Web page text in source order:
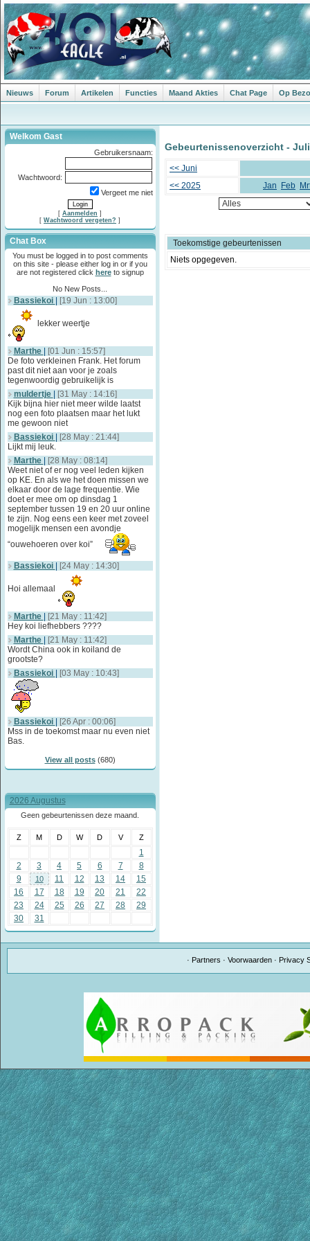
Nieuws Forum Artikelen Functies Maand Akties Chat Page Op
Welkom Gast
Gebruikersnaam:
Wachtwoord:
Vergeet me niet
[ Aanmelden ]
[ Wachtwoord vergeten? ]
Chat Box
You must be logged in to post comments
on this site - please either log in or if you
are not registered click hereto signup
No New Posts...
Bassiekoi [19 Jun : 13:00]
lekker weertje
Marthe
[01 Jun : 15:57]
De foto verkleinen Frank. Het forum
past dit niet aan voor je zoals
tegenwoordig gebruikelijk is
muldertje
[31 May : 14:16]
Kijk bijna hier niet meer wilde laatst
nog een foto plaatsen maar het lukt
me gewoon niet
Bassiekoi
[28 May : 21:44]
Lijkt mij leuk.
Marthe
[28 May : 08:14]
Weet niet of er nog veel leden kijken
op KE. En als we het doen missen we
elkaar door de lage frequentie. Wie
doet er mee om op dinsdag 1
september tussen 19 en 20 uur online
te zijn. Nog eens een keer met zoveel
mogelijk mensen een avondje
“ouwehoeren over koi”
Bassiekoi [24 May : 14:30]
Hoi allemaal
Marthe
[21 May : 11:42]
Hey koi liefhebbers ????
Marthe
[21 May : 11:42]
Wordt China ook in koiland de
grootste?
Bassiekoi
[03 May : 10:43]
Bassiekoi
[26 Apr : 00:06]
Mss in de toekomst maar nu even niet
Bas.
View all posts(680)
2026 Augustus
Geen gebeurtenissen deze maand.
Z M D W D V Z
1
2
3 4 5 6 7
8
9
10 11 12 13 14
15
16
17 18 19 20 21
22
23
24 25 26 27 28
29
30
31
Gebeurtenissenoverzicht -
<< Juni
<< 2025
Jan Feb
Toekomstige gebeurtenissen
Niets opgegeven.
· Partners ·Voorwaarden · Privacy